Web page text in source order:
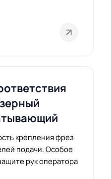
крепления фрез
подачи. Особое
рук оператора